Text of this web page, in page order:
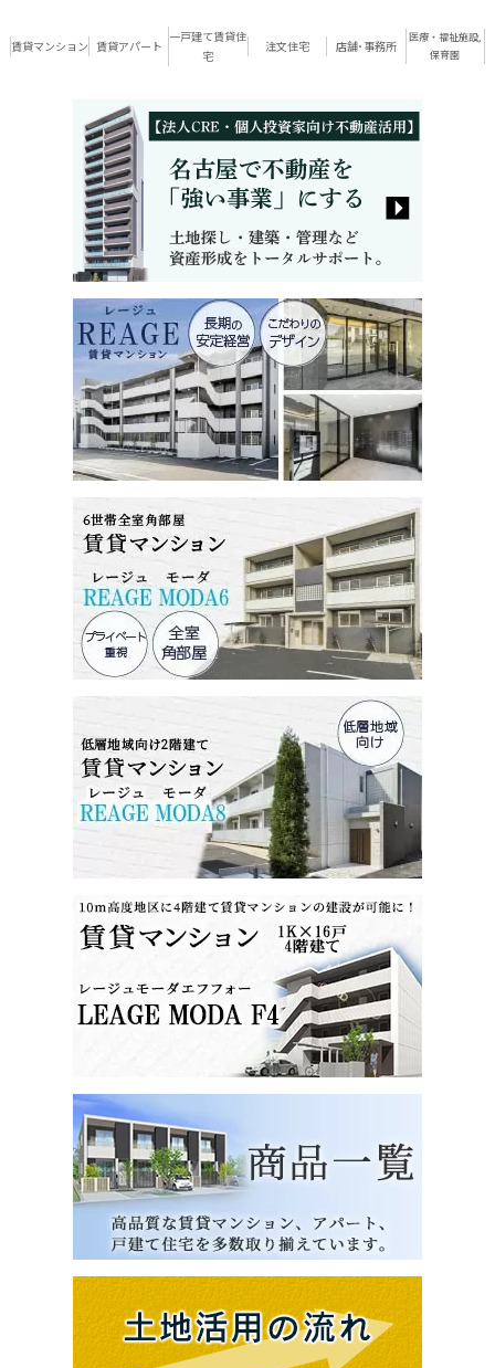
賃貸マンション 賃貸アパート
一戸建て賃貸住
宅
注文住宅 店舗･事務所
医療・福祉施設,
保育園